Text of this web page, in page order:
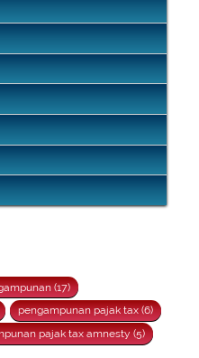
(17)
pengampunan pajak tax (6)
pajak tax amnesty (5)